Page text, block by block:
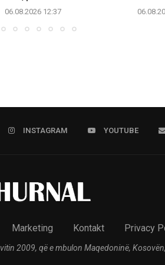
06.08.2026 12:37
INSTAGRAM YOUTUBE
Marketing Kontakt Privacy
2009, që e mbulon Maqedoninë,